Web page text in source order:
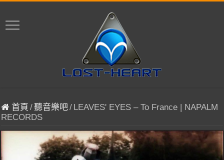
首頁 /聽音樂吧/ LEAVES' EYES – To France | NAPALM
RECORDS